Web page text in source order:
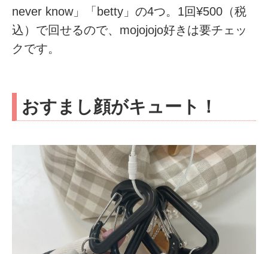
never know」「betty」の4つ。1回¥500（税
込）で回せるので、mojojojo好きは要チェッ
クです。
おすまし顔がキュート！